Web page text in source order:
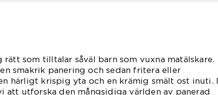
rätt som tilltalar såväl barn som vuxna matälskare.
smakrik panering och sedan fritera eller
härligt krispig yta och en krämig smält ost inuti. I
att utforska den mångsidiga världen av panerad